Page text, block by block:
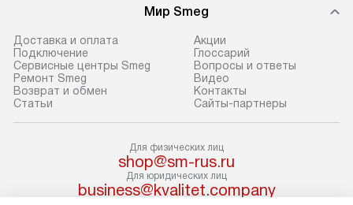
В день, согласованный с вами,
упакованный товар до подъезда.
Если вам необходимо доставить
покупку до двери вашей квартиры
или места установки, пожалуйста,
с менеджером. За эту услугу будет
взиматься дополнительная плата.
Обратите внимание на размеры
в себя снятие
отдельных
запуск и
Мир Smeg
Доставка и оплата
Подключение
Сервисные центры Smeg
Ремонт Smeg
Возврат и обмен
Статьи
Акции
Глоссарий
Вопросы и ответы
Видео
Контакты
Сайты-партнеры
Для физических лиц
shop@sm-rus.ru
Для юридических лиц
business@kvalitet.company